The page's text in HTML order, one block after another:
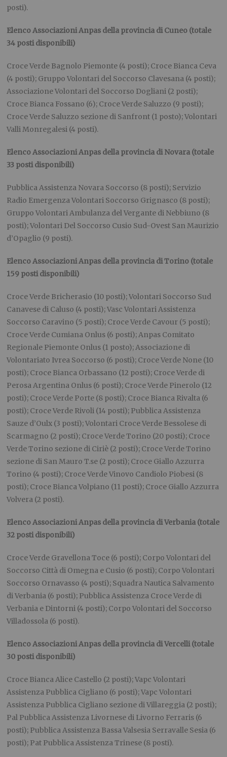
posti).
Elenco Associazioni Anpas della provincia di Cuneo (totale
34 posti disponibili)
Croce Verde Bagnolo Piemonte (4 posti); Croce Bianca Ceva
(4 posti); Gruppo Volontari del Soccorso Clavesana (4 posti);
Associazione Volontari del Soccorso Dogliani (2 posti);
Croce Bianca Fossano (6); Croce Verde Saluzzo (9 posti);
Croce Verde Saluzzo sezione di Sanfront (1 posto); Volontari
Valli Monregalesi (4 posti).
Elenco Associazioni Anpas della provincia di Novara (totale
33 posti disponibili)
Pubblica Assistenza Novara Soccorso (8 posti); Servizio
Radio Emergenza Volontari Soccorso Grignasco (8 posti);
Gruppo Volontari Ambulanza del Vergante di Nebbiuno (8
posti); Volontari Del Soccorso Cusio Sud-Ovest San Maurizio
d’Opaglio (9 posti).
Elenco Associazioni Anpas della provincia di Torino (totale
159 posti disponibili)
Croce Verde Bricherasio (10 posti); Volontari Soccorso Sud
Canavese di Caluso (4 posti); Vasc Volontari Assistenza
Soccorso Caravino (5 posti); Croce Verde Cavour (5 posti);
Croce Verde Cumiana Onlus (6 posti); Anpas Comitato
Regionale Piemonte Onlus (1 posto); Associazione di
Volontariato Ivrea Soccorso (6 posti); Croce Verde None (10
posti); Croce Bianca Orbassano (12 posti); Croce Verde di
Perosa Argentina Onlus (6 posti); Croce Verde Pinerolo (12
posti); Croce Verde Porte (8 posti); Croce Bianca Rivalta (6
posti); Croce Verde Rivoli (14 posti); Pubblica Assistenza
Sauze d’Oulx (3 posti); Volontari Croce Verde Bessolese di
Scarmagno (2 posti); Croce Verde Torino (20 posti); Croce
Verde Torino sezione di Ciriè (2 posti); Croce Verde Torino
sezione di San Mauro T.se (2 posti); Croce Giallo Azzurra
Torino (4 posti); Croce Verde Vinovo Candiolo Piobesi (8
posti); Croce Bianca Volpiano (11 posti); Croce Giallo Azzurra
Volvera (2 posti).
Elenco Associazioni Anpas della provincia di Verbania (totale
32 posti disponibili)
Croce Verde Gravellona Toce (6 posti); Corpo Volontari del
Soccorso Città di Omegna e Cusio (6 posti); Corpo Volontari
Soccorso Ornavasso (4 posti); Squadra Nautica Salvamento
di Verbania (6 posti); Pubblica Assistenza Croce Verde di
Verbania e Dintorni (4 posti); Corpo Volontari del Soccorso
Villadossola (6 posti).
Elenco Associazioni Anpas della provincia di Vercelli (totale
30 posti disponibili)
Croce Bianca Alice Castello (2 posti); Vapc Volontari
Assistenza Pubblica Cigliano (6 posti); Vapc Volontari
Assistenza Pubblica Cigliano sezione di Villareggia (2 posti);
Pal Pubblica Assistenza Livornese di Livorno Ferraris (6
posti); Pubblica Assistenza Bassa Valsesia Serravalle Sesia (6
posti); Pat Pubblica Assistenza Trinese (8 posti).